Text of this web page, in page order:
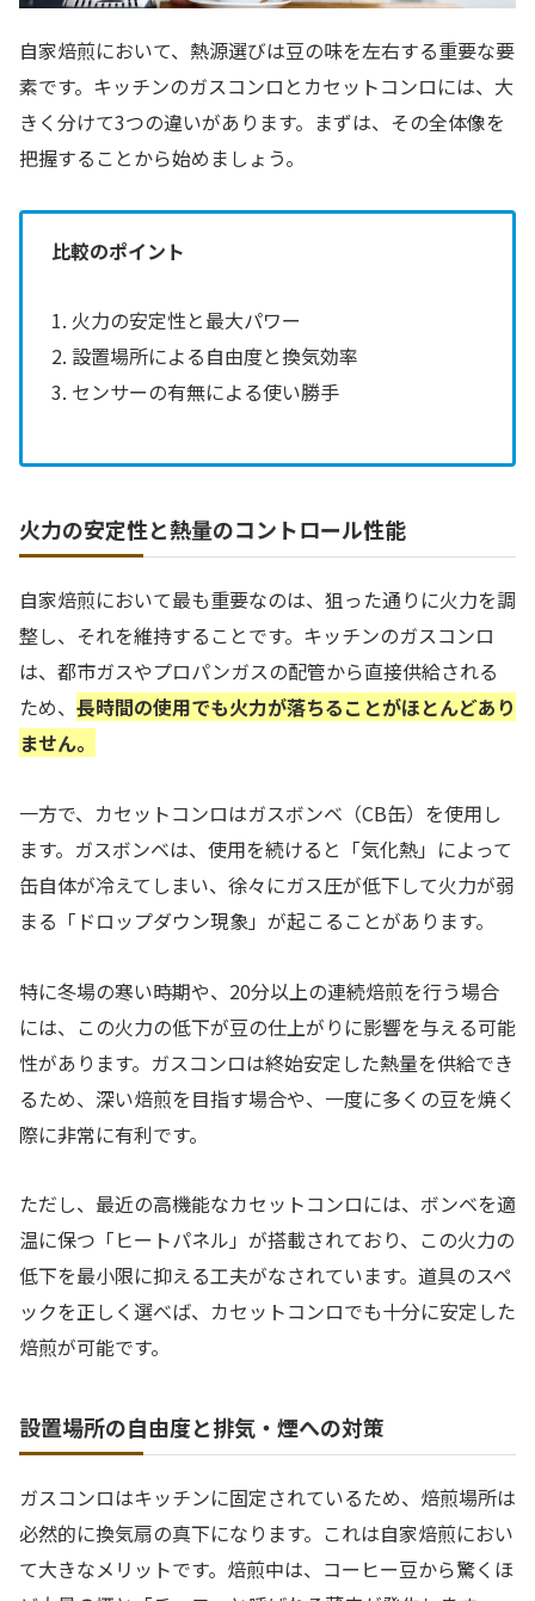
自家焙煎において、熱源選びは豆の味を左右する重要な要
素です。キッチンのガスコンロとカセットコンロには、大
きく分けて3つの違いがあります。まずは、その全体像を
把握することから始めましょう。
比較のポイント
1. 火力の安定性と最大パワー
2. 設置場所による自由度と換気効率
3. センサーの有無による使い勝手
火力の安定性と熱量のコントロール性能
自家焙煎において最も重要なのは、狙った通りに火力を調
整し、それを維持することです。キッチンのガスコンロ
は、都市ガスやプロパンガスの配管から直接供給される
ため、 長時間の使用でも火力が落ちることがほとんどあり
ません。
一方で、カセットコンロはガスボンベ（CB缶）を使用し
ます。ガスボンベは、使用を続けると「気化熱」によって
缶自体が冷えてしまい、徐々にガス圧が低下して火力が弱
まる「ドロップダウン現象」が起こることがあります。
特に冬場の寒い時期や、20分以上の連続焙煎を行う場合
には、この火力の低下が豆の仕上がりに影響を与える可能
性があります。ガスコンロは終始安定した熱量を供給でき
るため、深い焙煎を目指す場合や、一度に多くの豆を焼く
際に非常に有利です。
ただし、最近の高機能なカセットコンロには、ボンベを適
温に保つ「ヒートパネル」が搭載されており、この火力の
低下を最小限に抑える工夫がなされています。道具のスペ
ックを正しく選べば、カセットコンロでも十分に安定した
焙煎が可能です。
設置場所の自由度と排気・煙への対策
ガスコンロはキッチンに固定されているため、焙煎場所は
必然的に換気扇の真下になります。これは自家焙煎におい
て大きなメリットです。焙煎中は、コーヒー豆から驚くほ